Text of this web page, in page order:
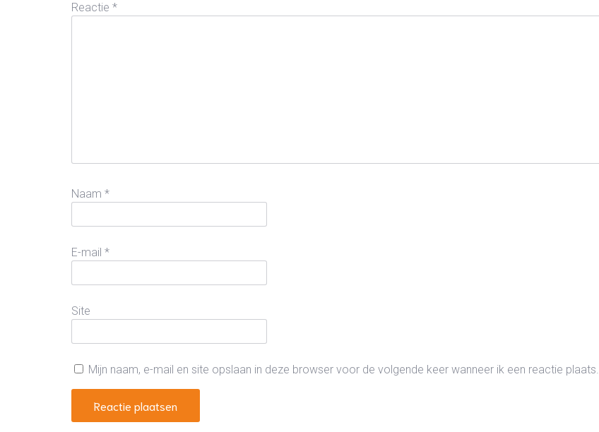
Reactie *
Naam *
E-mail *
Site
Mijn naam, e-mail en site opslaan in deze browser voor de volgende keer wanneer ik een reactie plaats.